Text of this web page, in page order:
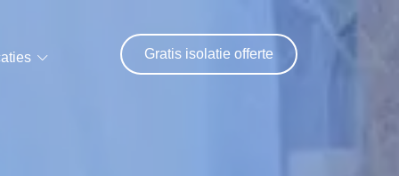
Gratis isolatie offerte